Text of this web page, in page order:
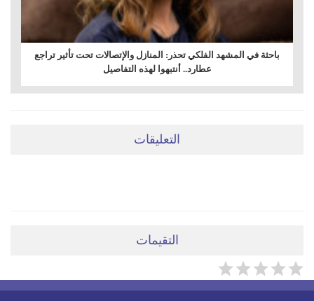
باحثة في المشهد الفلكي تحذر: المنازل والإتصالات تحت تأثير تراجع
عطارد.. أنتبهوا لهذه التفاصيل
التعليقات
التقيمات